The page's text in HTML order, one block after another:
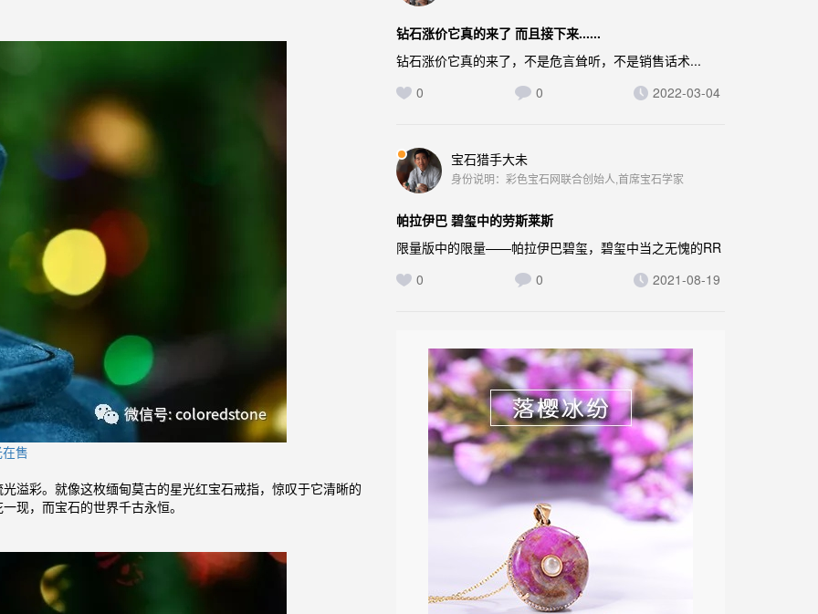
售
溢彩。就像这枚缅甸莫古的星光红宝石戒指，惊叹于它清晰的
现，而宝石的世界千古永恒。
钻石涨价它真的来了 而且接下来......
钻石涨价它真的来了，不是危言耸听，不是销售话术...
0
0 2022-03-04
宝石猎手大未
身份说明：彩色宝石网联合创始人,首席宝石学家
帕拉伊巴 碧玺中的劳斯莱斯
限量版中的限量——帕拉伊巴碧玺，碧玺中当之无愧的RR
0
0 2021-08-19